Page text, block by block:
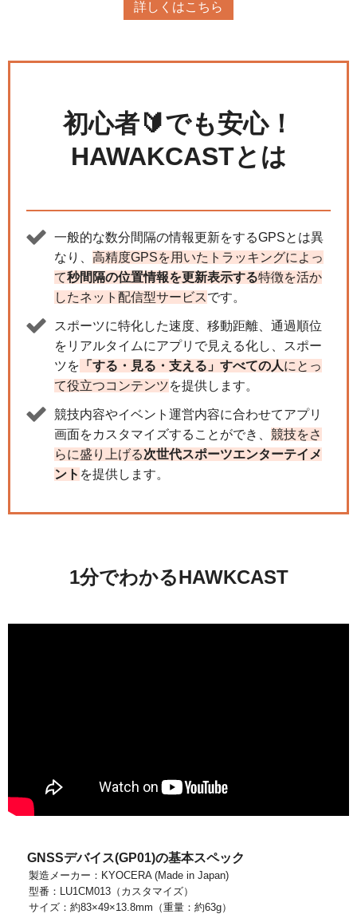
詳しくはこちら
初心者🔰でも安心！
HAWAKCASTとは
一般的な数分間隔の情報更新をするGPSとは異
なり、 高精度GPSを用いたトラッキングによっ
て秒間隔の位置情報を更新表示する特徴を活か
したネット配信型サービスです。
スポーツに特化した速度、移動距離、通過順位
をリアルタイムにアプリで見える化し、スポー
ツを 「する・見る・支える」すべての人にとっ
て役立つコンテンツを提供します。
競技内容やイベント運営内容に合わせてアプリ
画面をカスタマイズすることができ、 競技をさ
らに盛り上げる次世代スポーツエンターテイメ
ント を提供します。
1分でわかるHAWKCAST
GNSSデバイス(GP01)の基本スペック
製造メーカー：KYOCERA (Made in Japan)
型番：LU1CM013（カスタマイズ）
サイズ：約83×49×13.8mm（重量：約63g）